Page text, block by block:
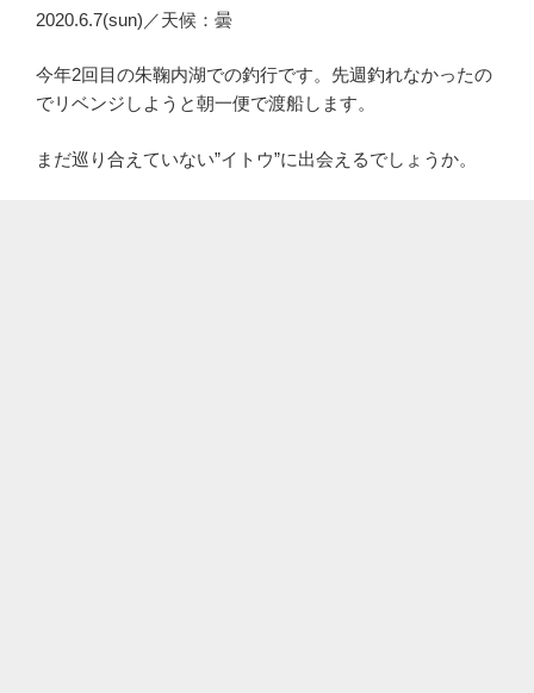
2020.6.7(sun)／天候：曇
今年2回目の朱鞠内湖での釣行です。先週釣れなかったの
でリベンジしようと朝一便で渡船します。
まだ巡り合えていない”イトウ”に出会えるでしょうか。